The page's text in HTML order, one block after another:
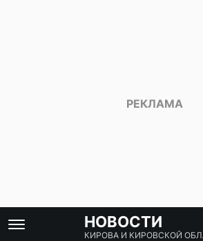
НОВОСТИ
КИРОВА И КИРОВСКОЙ